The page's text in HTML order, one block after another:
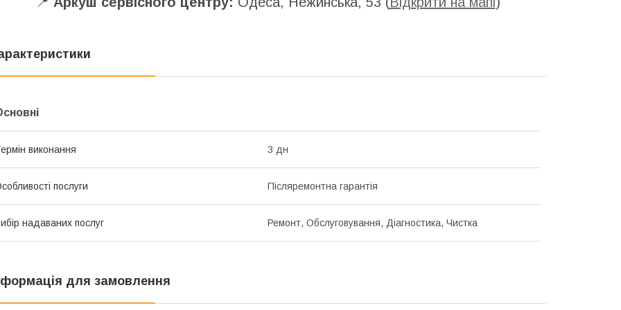
виконання 3 дн
послуги Післяремонтна гарантія
надаваних послуг Ремонт, Обслуговування, Діагностика, Чистка
для замовлення